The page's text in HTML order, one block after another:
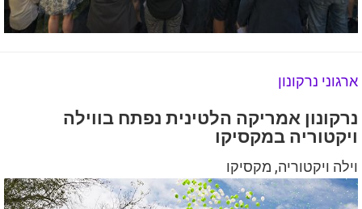
ארגוני נרקונון
נרקונון אמריקה הלטינית נפתח בווילה
ויקטוריה במקסיקו
וילה ויקטוריה, מקסיקו